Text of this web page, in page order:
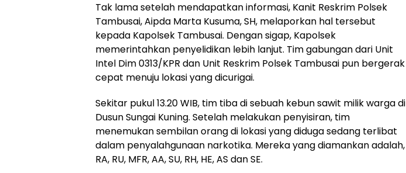
Tak lama setelah mendapatkan informasi, Kanit Reskrim Polsek
Tambusai, Aipda Marta Kusuma, SH, melaporkan hal tersebut
kepada Kapolsek Tambusai. Dengan sigap, Kapolsek
memerintahkan penyelidikan lebih lanjut. Tim gabungan dari Unit
Intel Dim 0313/KPR dan Unit Reskrim Polsek Tambusai pun bergerak
cepat menuju lokasi yang dicurigai.
Sekitar pukul 13.20 WIB, tim tiba di sebuah kebun sawit milik warga di
Dusun Sungai Kuning. Setelah melakukan penyisiran, tim
menemukan sembilan orang di lokasi yang diduga sedang terlibat
dalam penyalahgunaan narkotika. Mereka yang diamankan adalah,
RA, RU, MFR, AA, SU, RH, HE, AS dan SE.